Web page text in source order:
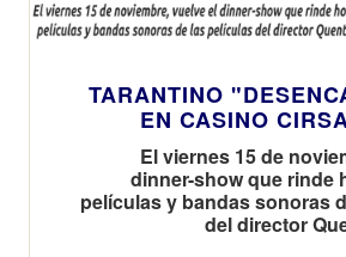
TARANTINO
EN CASINO
El viernes 15 de
dinner-show que rinde
películas y bandas sonoras
del director